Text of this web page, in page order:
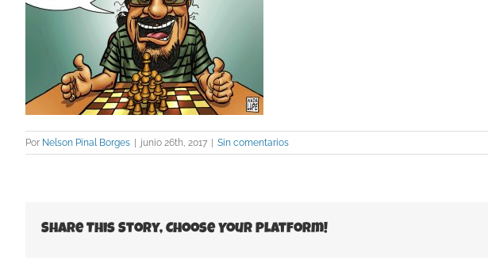
Por Nelson Pinal Borges | junio 26th, 2017 | Sin comentarios
Share This Story, Choose Your Platform!